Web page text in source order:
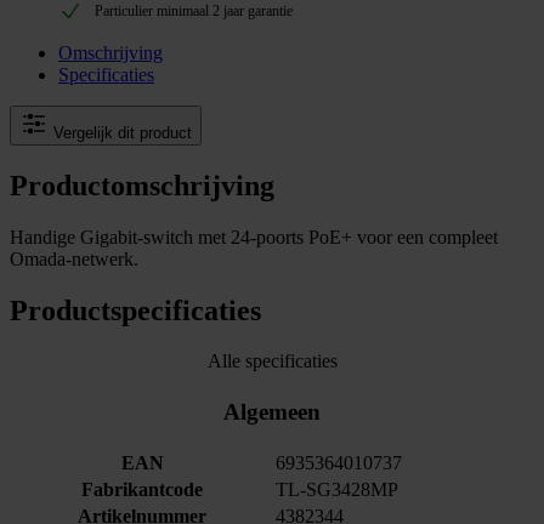
Particulier minimaal 2 jaar garantie
Omschrijving
Specificaties
Vergelijk dit product
Productomschrijving
Handige Gigabit-switch met 24-poorts PoE+ voor een compleet
Omada-netwerk.
Productspecificaties
Alle specificaties
Algemeen
EAN
6935364010737
Fabrikantcode
TL-SG3428MP
Artikelnummer
4382344